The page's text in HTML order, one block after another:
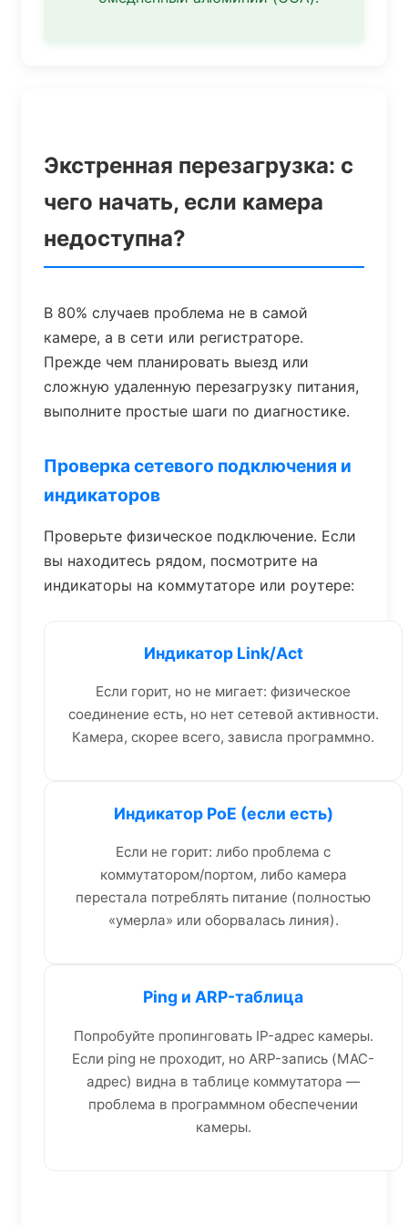
Экстренная перезагрузка: с
чего начать, если камера
недоступна?
В 80% случаев проблема не в самой
камере, а в сети или регистраторе.
Прежде чем планировать выезд или
сложную удаленную перезагрузку питания,
выполните простые шаги по диагностике.
Проверка сетевого подключения и
индикаторов
Проверьте физическое подключение. Если
вы находитесь рядом, посмотрите на
индикаторы на коммутаторе или роутере:
Индикатор Link/Act
Если горит, но не мигает: физическое
соединение есть, но нет сетевой активности.
Камера, скорее всего, зависла программно.
Индикатор PoE (если есть)
Если не горит: либо проблема с
коммутатором/портом, либо камера
перестала потреблять питание (полностью
«умерла» или оборвалась линия).
Ping и ARP-таблица
Попробуйте пропинговать IP-адрес камеры.
Если ping не проходит, но ARP-запись (MAC-
адрес) видна в таблице коммутатора —
проблема в программном обеспечении
камеры.